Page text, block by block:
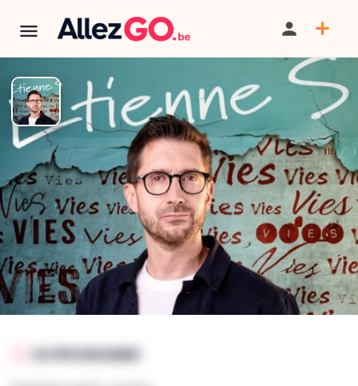
Etienne Serck
TERMINÉ: Cet événement est terminé. Retrouver d'autres
événements similaires ci-dessous ou dans notre annuaire.
PARTAGER SAUVEGARDER SIGNALER
AU PROGRAMME